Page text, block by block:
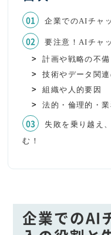
企業でのAIチャ
要注意！AIチャ
計画や戦略の不備
技術やデータ関連
組織や人的要因
法的・倫理的・
失敗を乗り越え
む！
企業でのAI